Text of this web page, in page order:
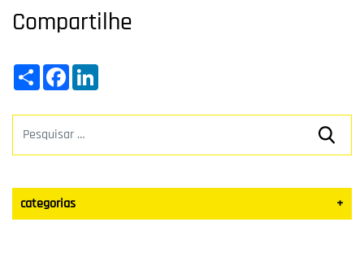
Compartilhe
ShareFacebook
categorias +